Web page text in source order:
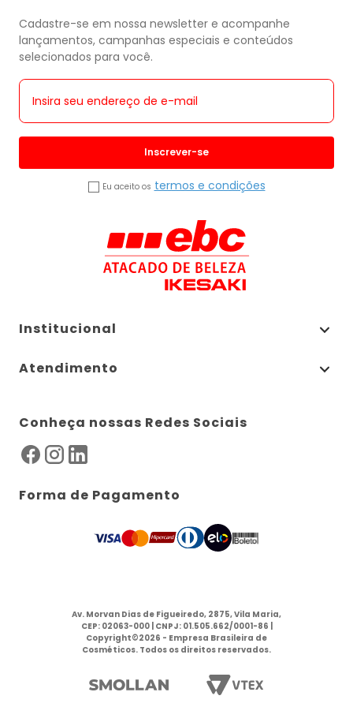
Cadastre-se em nossa newsletter e acompanhe
lançamentos, campanhas especiais e conteúdos
selecionados para você.
Inscrever-se
Eu aceito os termos e condições
Institucional
Atendimento
Conheça nossas Redes Sociais
Forma de Pagamento
Av. Morvan Dias de Figueiredo, 2875, Vila Maria,
CEP: 02063-000 | CNPJ: 01.505.662/0001-86 |
Copyright©2026 - Empresa Brasileira de
Cosméticos. Todos os direitos reservados.